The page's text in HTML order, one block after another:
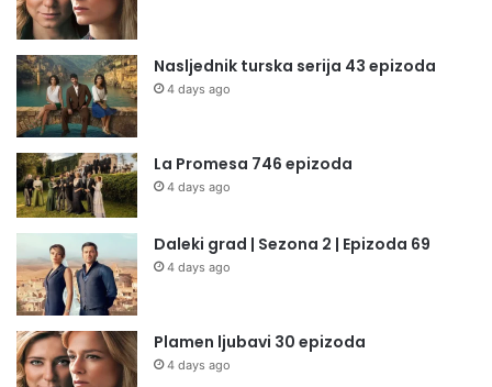
Nasljednik turska serija 43 epizoda
4 days ago
La Promesa 746 epizoda
4 days ago
Daleki grad | Sezona 2 | Epizoda 69
4 days ago
Plamen ljubavi 30 epizoda
4 days ago